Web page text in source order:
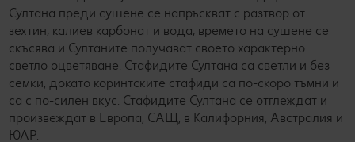
Султана преди сушене се напръскват с разтвор от
зехтин, калиев карбонат и вода, времето на сушене се
скъсява и Султаните получават своето характерно
светло оцветяване. Стафидите Султана са светли и без
семки, докато коринтските стафиди са по-скоро тъмни и
са с по-силен вкус. Стафидите Султана се отглеждат и
произвеждат в Европа, САЩ, в Калифорния, Австралия и
ЮАР.